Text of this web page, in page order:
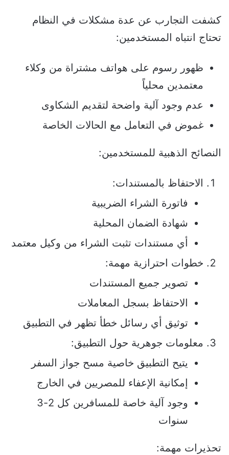
كشفت التجارب عن عدة مشكلات في النظام
تحتاج انتباه المستخدمين:
ظهور رسوم على هواتف مشتراة من وكلاء
معتمدين محلياً
عدم وجود آلية واضحة لتقديم الشكاوى
غموض في التعامل مع الحالات الخاصة
النصائح الذهبية للمستخدمين:
الاحتفاظ بالمستندات:
فاتورة الشراء الضريبية
شهادة الضمان المحلية
أي مستندات تثبت الشراء من وكيل معتمد
خطوات احترازية مهمة:
تصوير جميع المستندات
الاحتفاظ بسجل المعاملات
توثيق أي رسائل خطأ تظهر في التطبيق
معلومات جوهرية حول التطبيق:
يتيح التطبيق خاصية مسح جواز السفر
إمكانية الإعفاء للمصريين في الخارج
وجود آلية خاصة للمسافرين كل 2-3
سنوات
تحذيرات مهمة: